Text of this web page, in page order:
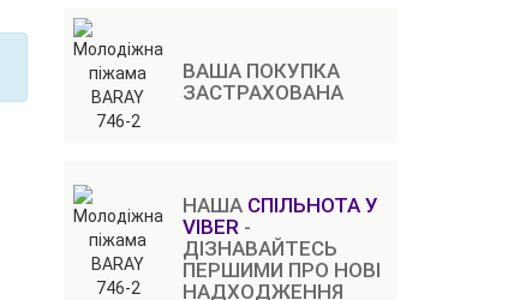
ВАША ПОКУПКА
ЗАСТРАХОВАНА
НАША СПІЛЬНОТА У
VIBER-
ДІЗНАВАЙТЕСЬ
ПЕРШИМИ ПРО НОВІ
НАДХОДЖЕННЯ